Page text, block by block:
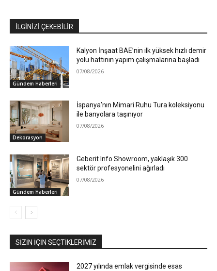
İLGİNİZİ ÇEKEBİLİR
Gündem Haberleri
Kalyon İnşaat BAE’nin ilk yüksek hızlı demir
yolu hattının yapım çalışmalarına başladı
07/08/2026
Dekorasyon
İspanya’nın Mimari Ruhu Tura koleksiyonu
ile banyolara taşınıyor
07/08/2026
Gündem Haberleri
Geberit Info Showroom, yaklaşık 300
sektör profesyonelini ağırladı
07/08/2026
SIZIN İÇIN SEÇTIKLERIMIZ
2027 yılında emlak vergisinde esas